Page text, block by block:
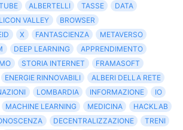
ALBERTELLI TASSE
DATA
VALLEY
BROWSER
X FANTASCIENZA
METAVERSO
DEEP LEARNING
APPRENDIMENTO
STORIA INTERNET
FRAMASOFT
ENERGIE RINNOVABILI
ALBERI DELLA RETE
LOMBARDIA INFORMAZIONE
IO
MACHINE LEARNING MEDICINA
HACKLAB
DECENTRALIZZAZIONE
TRENI